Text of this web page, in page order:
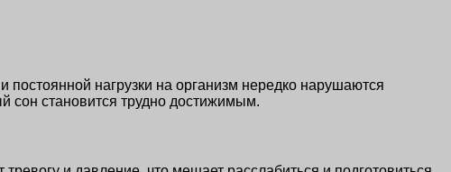
нагрузки на организм нередко нарушаются
сон становится трудно достижимым.